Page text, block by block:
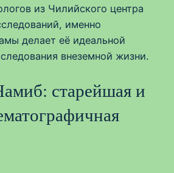
из Чилийского центра
именно
делает её идеальной
внеземной жизни.
старейшая и